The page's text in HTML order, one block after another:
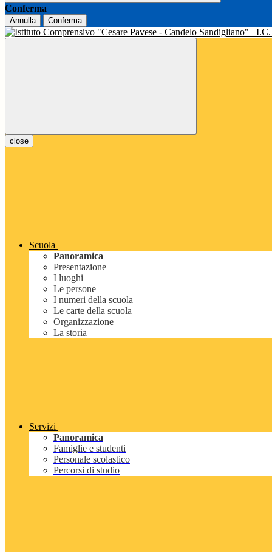
Conferma
Annulla Conferma
I.C.
close
Scuola
Panoramica
Presentazione
I luoghi
Le persone
I numeri della scuola
Le carte della scuola
Organizzazione
La storia
Servizi
Panoramica
Famiglie e studenti
Personale scolastico
Percorsi di studio